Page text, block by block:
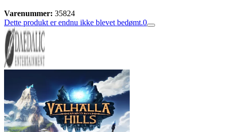
Varenummer: 35824
Dette produkt er endnu ikke blevet bedømt.0